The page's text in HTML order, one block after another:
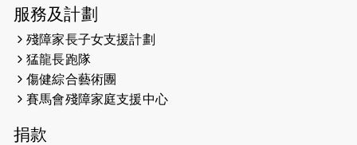
2025-02-05
馬拉松與猛龍國際共融大使Lukas
服務及計劃
殘障家長子女支援計劃
猛龍長跑隊
傷健綜合藝術團
賽馬會殘障家庭支援中心
捐款